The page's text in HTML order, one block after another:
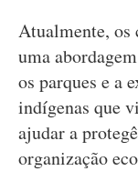
Atualmente, os
uma
os parques e a
indígenas que
ajudar a
organização